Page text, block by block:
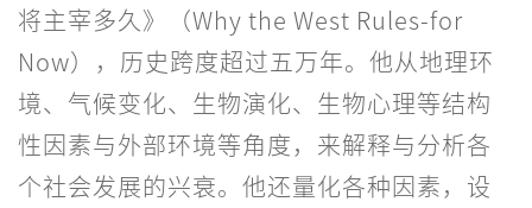
将主宰多久》（Why the West Rules-for
Now），历史跨度超过五万年。他从地理环
境、气候变化、生物演化、生物心理等结构
性因素与外部环境等角度，来解释与分析各
个社会发展的兴衰。他还量化各种因素，设